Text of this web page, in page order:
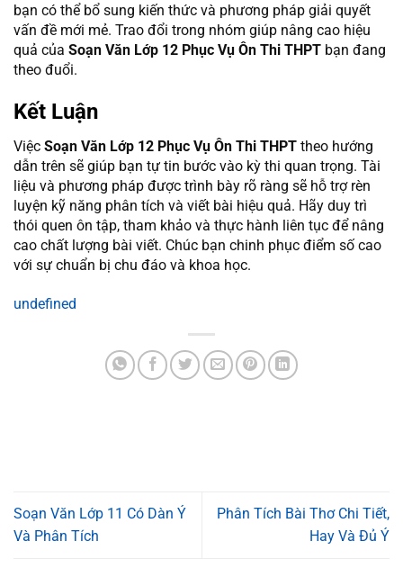
bạn có thể bổ sung kiến thức và phương pháp giải quyết
vấn đề mới mẻ. Trao đổi trong nhóm giúp nâng cao hiệu
quả của Soạn Văn Lớp 12 Phục Vụ Ôn Thi THPT bạn đang
theo đuổi.
Kết Luận
Việc Soạn Văn Lớp 12 Phục Vụ Ôn Thi THPT theo hướng
dẫn trên sẽ giúp bạn tự tin bước vào kỳ thi quan trọng. Tài
liệu và phương pháp được trình bày rõ ràng sẽ hỗ trợ rèn
luyện kỹ năng phân tích và viết bài hiệu quả. Hãy duy trì
thói quen ôn tập, tham khảo và thực hành liên tục để nâng
cao chất lượng bài viết. Chúc bạn chinh phục điểm số cao
với sự chuẩn bị chu đáo và khoa học.
undefined
Soạn Văn Lớp 11 Có Dàn Ý
Và Phân Tích
Phân Tích Bài Thơ Chi Tiết,
Hay Và Đủ Ý